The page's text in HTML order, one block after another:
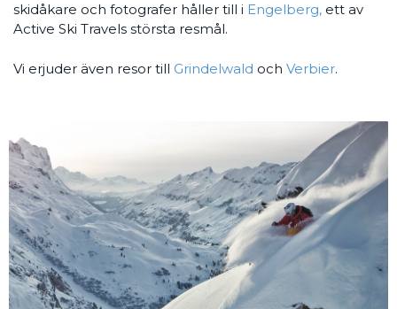
skidåkare och fotografer håller till i Engelberg, ett av
Active Ski Travels största resmål.
Vi erjuder även resor till Grindelwald och Verbier.